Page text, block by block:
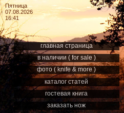
Пятница
07.08.2026
16:41
главная страница
в наличии ( for sale )
фото ( knife & more )
каталог статей
гостевая книга
заказать нож